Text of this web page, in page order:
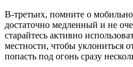
В-третьих, помните о
достаточно медленный и не
старайтесь активно
местности, чтобы уклониться
попасть под огонь сразу